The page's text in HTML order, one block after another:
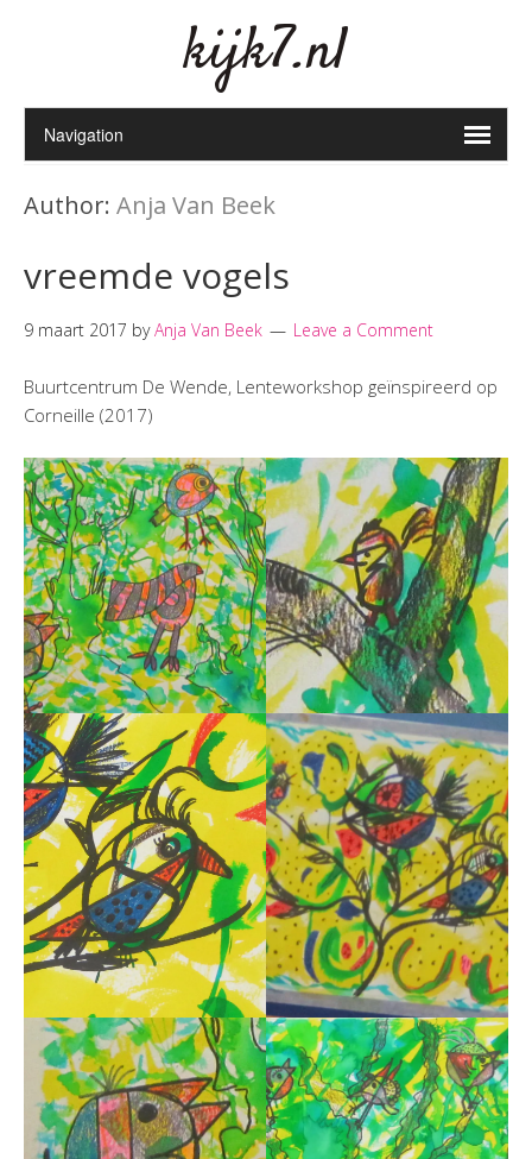
kijk7.nl
Author: Anja Van Beek
vreemde vogels
9 maart 2017 byAnja Van Beek Leave a Comment
Buurtcentrum De Wende, Lenteworkshop geïnspireerd op
Corneille (2017)